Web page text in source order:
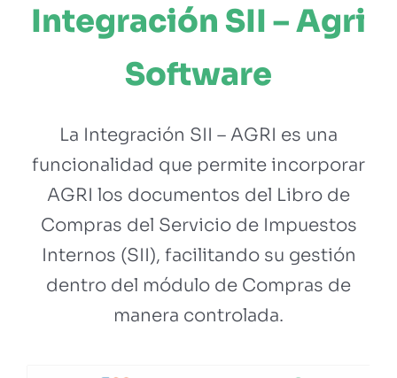
Integración SII – Agri
Software
La Integración SII – AGRI es una
funcionalidad que permite incorporar
AGRI los documentos del Libro de
Compras del Servicio de Impuestos
Internos (SII), facilitando su gestión
dentro del módulo de Compras de
manera controlada.